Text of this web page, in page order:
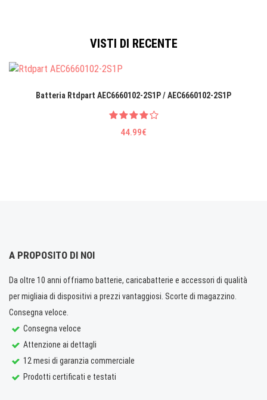
VISTI DI RECENTE
Batteria Rtdpart AEC6660102-2S1P / AEC6660102-2S1P
44.99€
A PROPOSITO DI NOI
Da oltre 10 anni offriamo batterie, caricabatterie e accessori di qualità
per migliaia di dispositivi a prezzi vantaggiosi. Scorte di magazzino.
Consegna veloce.
Consegna veloce
Attenzione ai dettagli
12 mesi di garanzia commerciale
Prodotti certificati e testati